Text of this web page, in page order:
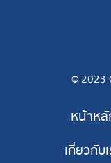
© 2023
หน้าห
เกี่ยวกับ